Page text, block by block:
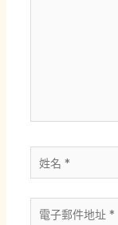
名
*
電